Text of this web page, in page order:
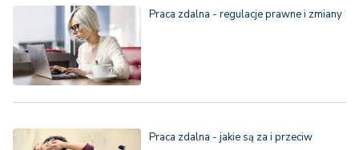
Praca zdalna - regulacje prawne i zmiany
Praca zdalna - jakie są za i przeciw